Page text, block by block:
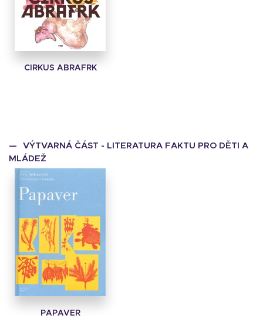
CIRKUS ABRAFRK
VÝTVARNÁ ČÁST - LITERATURA FAKTU PRO DĚTI A
MLÁDEŽ
PAPAVER